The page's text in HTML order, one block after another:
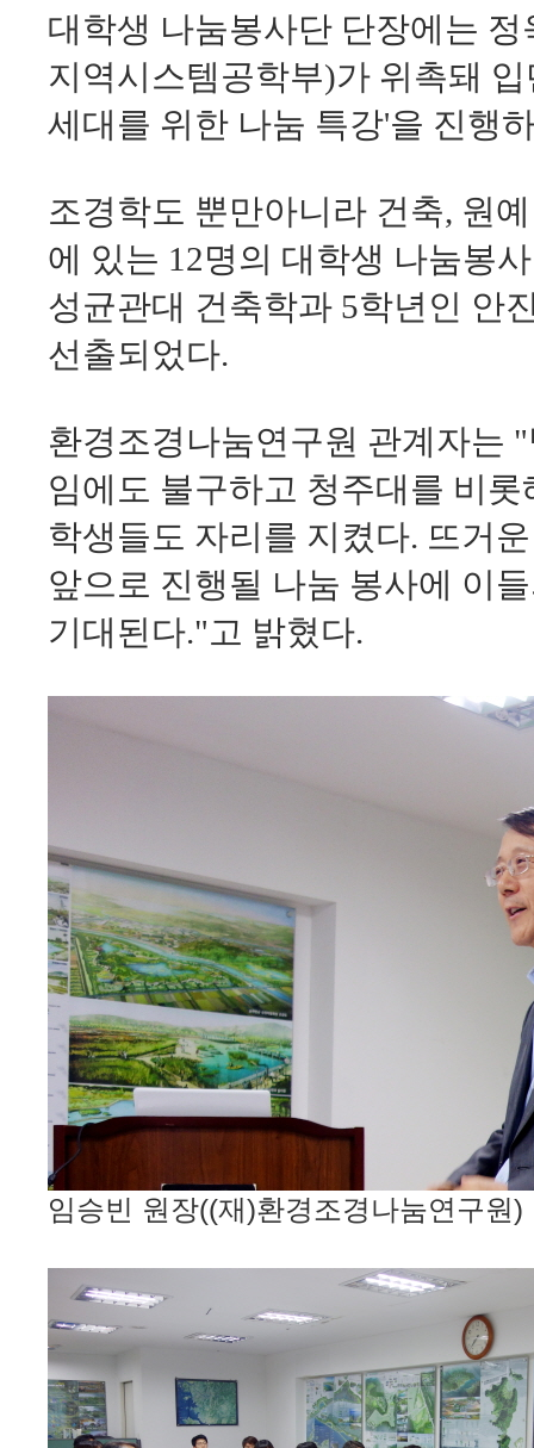
대학생 나눔봉사단 단장에는
지역시스템공학부)가 위촉돼
세대를 위한 나눔 특강'을 진행
조경학도 뿐만아니라 건축, 원
에 있는 12명의 대학생 나눔봉
성균관대 건축학과 5학년인 안
선출되었다.
환경조경나눔연구원 관계자는
임에도 불구하고 청주대를 비
학생들도 자리를 지켰다. 뜨거
앞으로 진행될 나눔 봉사에 이
기대된다."고 밝혔다.
임승빈 원장((재)환경조경나눔연구원)